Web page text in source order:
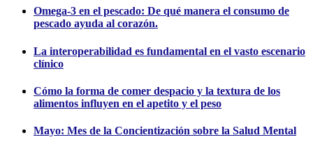
Omega-3 en el pescado: De qué manera el consumo de
pescado ayuda al corazón.
La interoperabilidad es fundamental en el vasto escenario
clínico
Cómo la forma de comer despacio y la textura de los
alimentos influyen en el apetito y el peso
Mayo: Mes de la Concientización sobre la Salud Mental